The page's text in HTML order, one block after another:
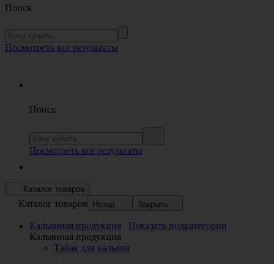
Поиск
Посмотреть все результаты
Поиск
Посмотреть все результаты
Каталог товаров
Каталог товаров Назад Закрыть
Кальянная продукция
Показать подкатегории
Кальянная продукция
Табак для кальяна